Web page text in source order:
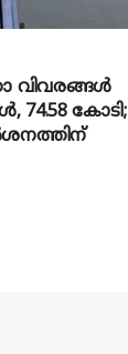
വിവരങ്ങൾ
74.58 കോടി;